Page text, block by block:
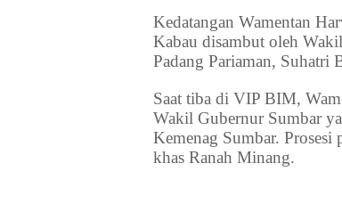
Kedatangan Wamentan
Kabau disambut oleh
Padang Pariaman, Suhatri
Saat tiba di VIP BIM,
Wakil Gubernur Sumbar
Kemenag Sumbar. Prosesi
khas Ranah Minang.